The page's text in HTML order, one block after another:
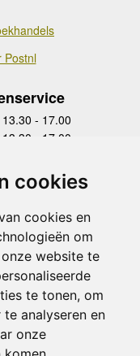
cookies
cookies en
om
website te
te tonen, om
analyseren en
onze
Postnl
- 17.00
- 17.00
13.30 - 17.00
- 17.00